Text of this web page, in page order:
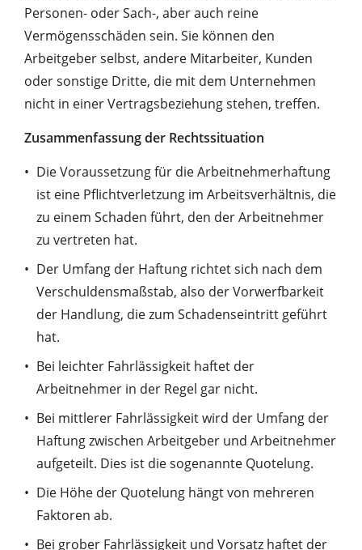
Personen- oder Sach-, aber auch reine
Vermögensschäden sein. Sie können den
Arbeitgeber selbst, andere Mitarbeiter, Kunden
oder sonstige Dritte, die mit dem Unternehmen
nicht in einer Vertragsbeziehung stehen, treffen.
Zusammenfassung der Rechtssituation
Die Voraussetzung für die Arbeitnehmerhaftung
ist eine Pflichtverletzung im Arbeitsverhältnis, die
zu einem Schaden führt, den der Arbeitnehmer
zu vertreten hat.
Der Umfang der Haftung richtet sich nach dem
Verschuldensmaßstab, also der Vorwerfbarkeit
der Handlung, die zum Schadenseintritt geführt
hat.
Bei leichter Fahrlässigkeit haftet der
Arbeitnehmer in der Regel gar nicht.
Bei mittlerer Fahrlässigkeit wird der Umfang der
Haftung zwischen Arbeitgeber und Arbeitnehmer
aufgeteilt. Dies ist die sogenannte Quotelung.
Die Höhe der Quotelung hängt von mehreren
Faktoren ab.
Bei grober Fahrlässigkeit und Vorsatz haftet der